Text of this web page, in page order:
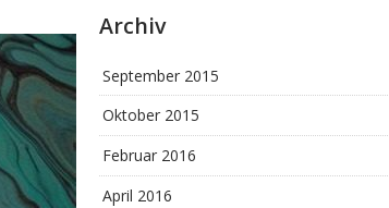
Archiv
September 2015
Oktober 2015
Februar 2016
April 2016